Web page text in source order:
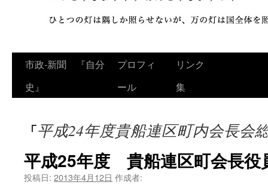
コ
ツ
へ
市政‐新聞 『自分
史』
プロフィ
ール
リンク
集
「平成24年度貴船連区町内会長会
平成25年度 貴船連区町会長役
投稿日: 2013年4月12日 作成者: